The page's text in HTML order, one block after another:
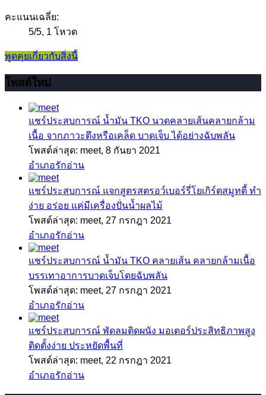
คะแนนเฉลี่ย:
5/5, 1 โหวต
พูดคุยเกี่ยวกับสิ่งนี้
โพสต์ใหม่
แชร์ประสบการณ์ น้ำมัน TKO นวดคลายเส้นคลายกล้าม
เนื้อ จากภาวะตึงหรือเคล็ด บาดเจ็บ ได้อย่างฉับพลัน
โพสต์ล่าสุด: meet, 8 กันยา 2021
อำเภอรักอ่าน
แชร์ประสบการณ์ แจกสูตรสตรอว์เบอร์รี่โยเกิร์ตสมูทตี้ ทำ
ง่าย อร่อย แค่มีเครื่องปั่นน้ำผลไม้
โพสต์ล่าสุด: meet, 27 กรกฎา 2021
อำเภอรักอ่าน
แชร์ประสบการณ์ น้ำมัน TKO คลายเส้น คลายกล้ามเนื้อ
บรรเทาอาการบาดเจ็บโดยฉับพลัน
โพสต์ล่าสุด: meet, 27 กรกฎา 2021
อำเภอรักอ่าน
แชร์ประสบการณ์ พัดลมติดผนัง มอเตอร์ประสิทธิภาพสูง
ติดตั้งง่าย ประหยัดพื้นที่
โพสต์ล่าสุด: meet, 22 กรกฎา 2021
อำเภอรักอ่าน